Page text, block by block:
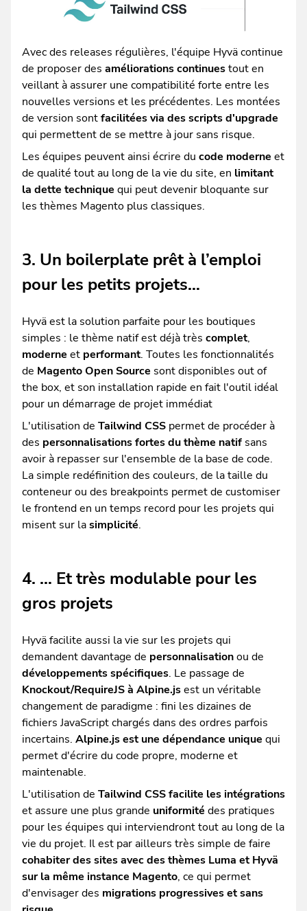
Avec des releases régulières, l'équipe Hyvä continue
de proposer des améliorations continuestout en
veillant à assurer une compatibilité forte entre les
nouvelles versions et les précédentes. Les montées
de version sontfacilitées via des scripts d'upgrade
qui permettent de se mettre à jour sans risque.
Les équipes peuvent ainsi écrire du code moderne et
de qualité tout au long de la vie du site, en limitant
la dette technique qui peut devenir bloquante sur
les thèmes Magento plus classiques.
3. Un boilerplate prêt à l’emploi
pour les petits projets…
Hyvä est la solution parfaite pour les boutiques
simples : le thème natif est déjà très complet,
moderne et performant. Toutes les fonctionnalités
de Magento Open Source sont disponibles out of
the box, et son installation rapide en fait l'outil idéal
pour un démarrage de projet immédiat
L'utilisation de Tailwind CSS permet de procéder à
des personnalisations fortes du thème natif sans
avoir à repasser sur l'ensemble de la base de code.
La simple redéfinition des couleurs, de la taille du
conteneur ou des breakpoints permet de customiser
le frontend en un temps record pour les projets qui
misent sur lasimplicité.
4. … Et très modulable pour les
gros projets
Hyvä facilite aussi la vie sur les projets qui
demandent davantage de personnalisationou de
développements spécifiques. Le passage de
Knockout/RequireJS à Alpine.jsest un véritable
changement de paradigme : fini les dizaines de
fichiers JavaScript chargés dans des ordres parfois
incertains. Alpine.js est une dépendance unique qui
permet d'écrire du code propre, moderne et
maintenable.
L'utilisation de Tailwind CSS facilite les intégrations
et assure une plus grande uniformité des pratiques
pour les équipes qui interviendront tout au long de la
vie du projet. Il est par ailleurs très simple de faire
cohabiter des sites avec des thèmes Luma et Hyvä
sur la même instance Magento, ce qui permet
d'envisager des migrations progressives et sans